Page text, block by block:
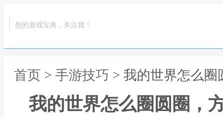
您的游戏宝典，关注我！
首页 > 手游技巧 > 我的世界怎么
我的世界怎么圈圆圈，